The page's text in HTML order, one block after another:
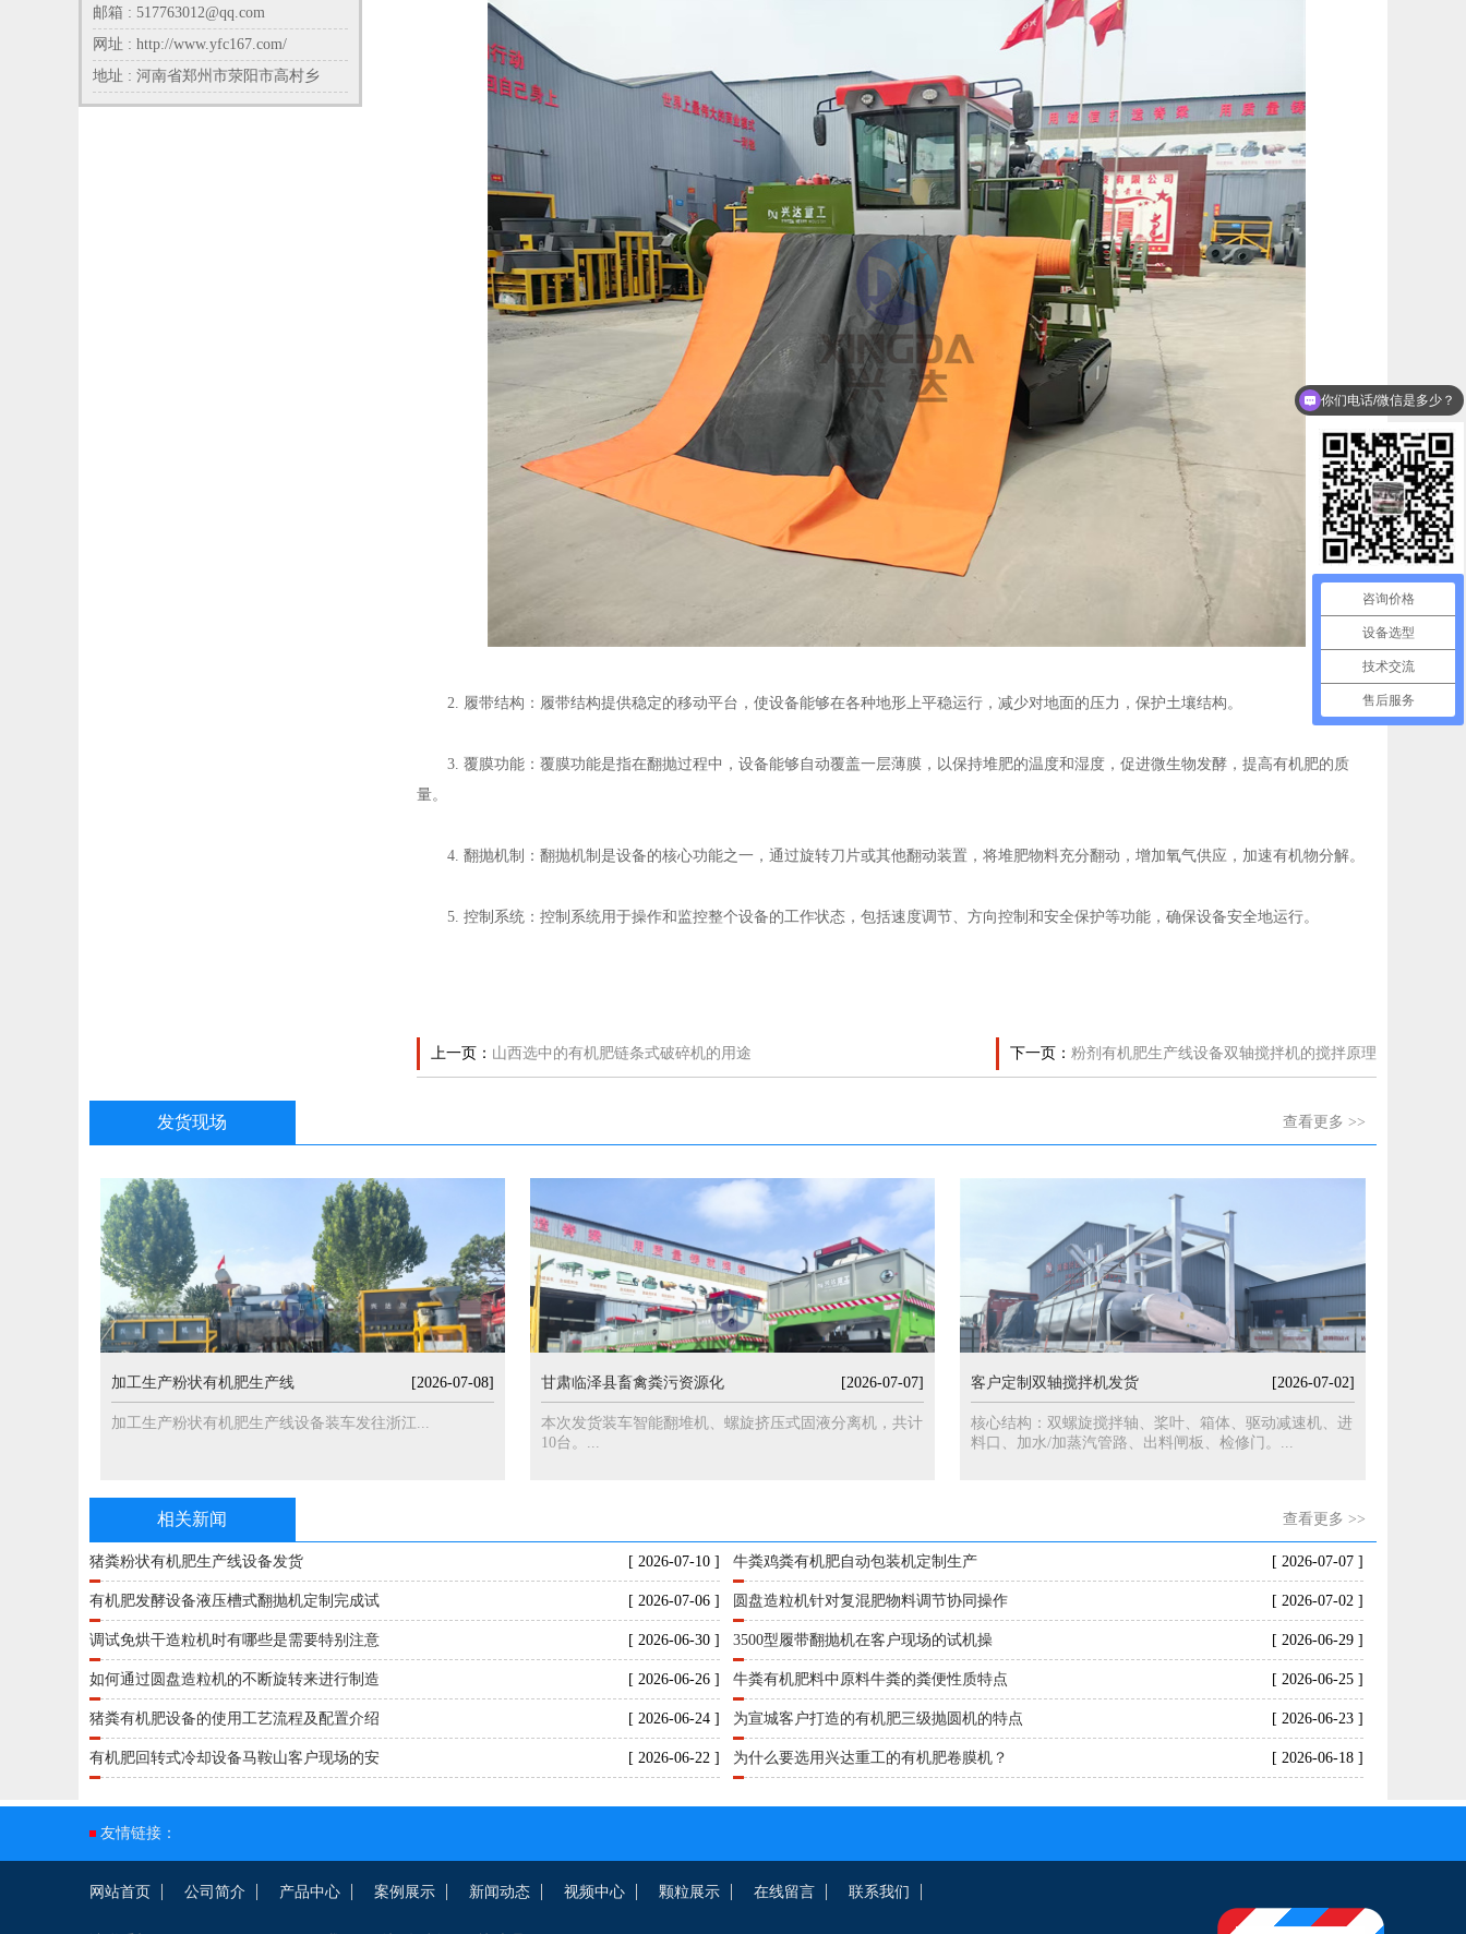
邮箱 : 517763012@qq.com
网址 : http://www.yfc167.com/
地址 : 河南省郑州市荥阳市高村乡
2. 履带结构：履带结构提供稳定的移动平台，使设备能够在各种地形上平稳运行，减少对地面的压力，保护土壤结构。
3. 覆膜功能：覆膜功能是指在翻抛过程中，设备能够自动覆盖一层薄膜，以保持堆肥的温度和湿度，促进微生物发酵，提高有机肥的质
量。
4. 翻抛机制：翻抛机制是设备的核心功能之一，通过旋转刀片或其他翻动装置，将堆肥物料充分翻动，增加氧气供应，加速有机物分解。
5. 控制系统：控制系统用于操作和监控整个设备的工作状态，包括速度调节、方向控制和安全保护等功能，确保设备安全地运行。
上一页： 山西选中的有机肥链条式破碎机的用途 下一页： 粉剂有机肥生产线设备双轴搅拌机的搅拌原理
发货现场 查看更多 >>
加工生产粉状有机肥生产线 [2026-07-08]
加工生产粉状有机肥生产线设备装车发往浙江...
甘肃临泽县畜禽粪污资源化 [2026-07-07]
本次发货装车智能翻堆机、螺旋挤压式固液分离机，共计
10台。...
客户定制双轴搅拌机发货 [2026-07-02]
核心结构：双螺旋搅拌轴、桨叶、箱体、驱动减速机、进
料口、加水/加蒸汽管路、出料闸板、检修门。...
相关新闻 查看更多 >>
猪粪粉状有机肥生产线设备发货 [ 2026-07-10 ]
有机肥发酵设备液压槽式翻抛机定制完成试 [ 2026-07-06 ]
调试免烘干造粒机时有哪些是需要特别注意 [ 2026-06-30 ]
如何通过圆盘造粒机的不断旋转来进行制造 [ 2026-06-26 ]
猪粪有机肥设备的使用工艺流程及配置介绍 [ 2026-06-24 ]
有机肥回转式冷却设备马鞍山客户现场的安 [ 2026-06-22 ]
牛粪鸡粪有机肥自动包装机定制生产 [ 2026-07-07 ]
圆盘造粒机针对复混肥物料调节协同操作 [ 2026-07-02 ]
3500型履带翻抛机在客户现场的试机操 [ 2026-06-29 ]
牛粪有机肥料中原料牛粪的粪便性质特点 [ 2026-06-25 ]
为宣城客户打造的有机肥三级抛圆机的特点 [ 2026-06-23 ]
为什么要选用兴达重工的有机肥卷膜机？ [ 2026-06-18 ]
友情链接：
网站首页 公司简介 产品中心 案例展示 新闻动态 视频中心 颗粒展示 在线留言 联系我们
咨询价格
设备选型
技术交流
售后服务
价格上有什么优惠吗？